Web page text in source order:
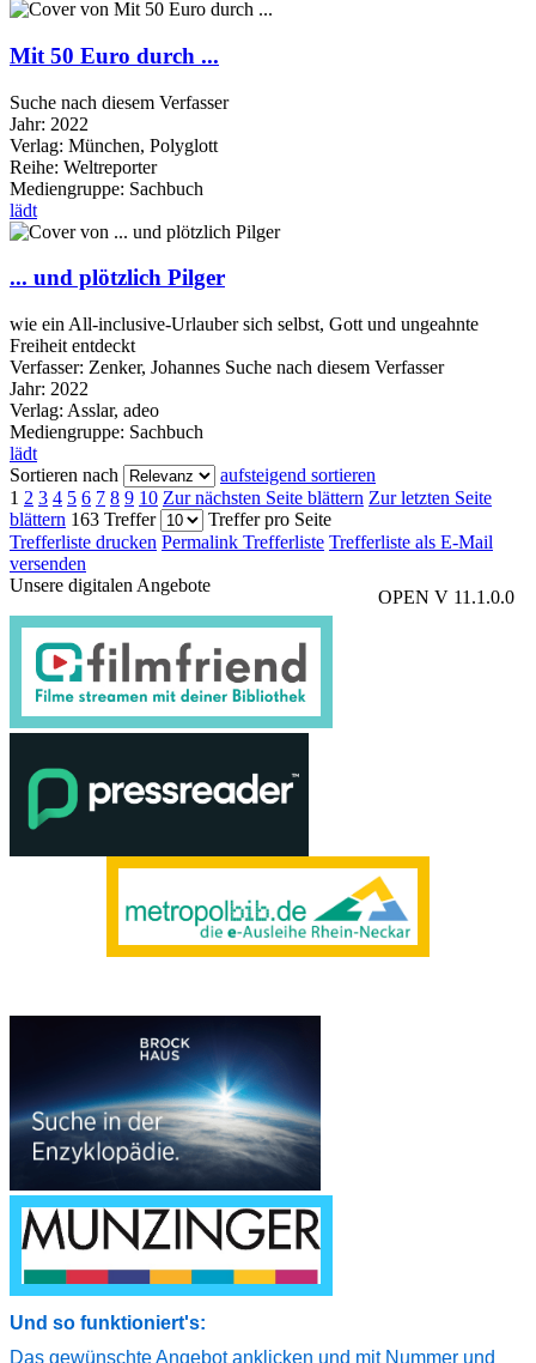
Mit 50 Euro durch ...
Suche nach diesem Verfasser
Jahr: 2022
Verlag: München, Polyglott
Reihe: Weltreporter
Mediengruppe: Sachbuch
lädt
... und plötzlich Pilger
wie ein All-inclusive-Urlauber sich selbst, Gott und ungeahnte
Freiheit entdeckt
Verfasser: Zenker, Johannes Suche nach diesem Verfasser
Jahr: 2022
Verlag: Asslar, adeo
Mediengruppe: Sachbuch
lädt
Sortieren nach
aufsteigend sortieren
1 2 3 4 5 6 7 8 9 10 Zur nächsten Seite blättern Zur letzten Seite
blättern 163 Treffer
Treffer pro Seite
Trefferliste drucken Permalink Trefferliste Trefferliste als E-Mail
versenden
OPEN V 11.1.0.0
Unsere digitalen Angebote
Und so funktioniert's:
Das gewünschte Angebot anklicken und mit Nummer und